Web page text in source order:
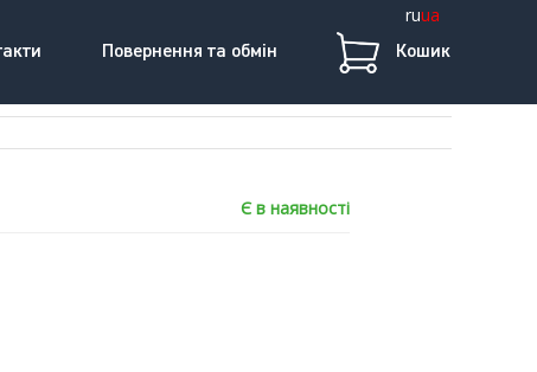
ruua
Повернення та обмін Кошик
Є в наявності